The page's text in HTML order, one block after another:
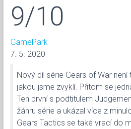
9/10
GamePark
7. 5. 2020
Nový díl série Gears of War
jakou jsme zvyklí. Přitom se
Ten první s podtitulem
žánru série a ukázal více z
Gears Tactics se také vrací do